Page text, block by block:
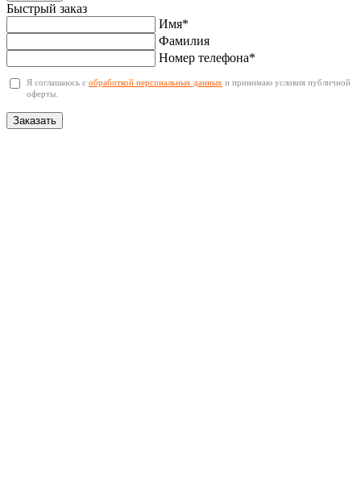
Быстрый заказ
Имя*
Фамилия
Номер телефона*
Я соглашаюсь с обработкой персональных данных и принимаю условия публичной
оферты.